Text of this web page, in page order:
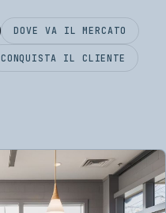
DOVE VA IL MERCATO
CONQUISTA IL CLIENTE